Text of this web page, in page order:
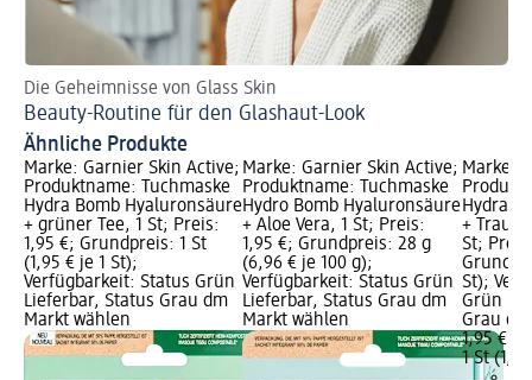
Die Geheimnisse von Glass Skin
Beauty-Routine für den Glashaut-Look
Ähnliche Produkte
Marke: Garnier Skin Active;
Produktname: Tuchmaske
Hydra Bomb Hyaluronsäure
+ grüner Tee, 1 St; Preis:
1,95 €; Grundpreis: 1 St
(1,95 € je 1 St);
Verfügbarkeit: Status Grün
Lieferbar, Status Grau dm
Markt wählen
Marke: Garnier Skin Active;
Produktname: Tuchmaske
Hydro Bomb Hyaluronsäure
+ Aloe Vera, 1 St; Preis:
1,95 €; Grundpreis: 28 g
(6,96 € je 100 g);
Verfügbarkeit: Status Grün
Lieferbar, Status Grau dm
Markt wählen
Marke:
Hydra
+
St;
St);
Grün
Grau
1,95 €
1 St